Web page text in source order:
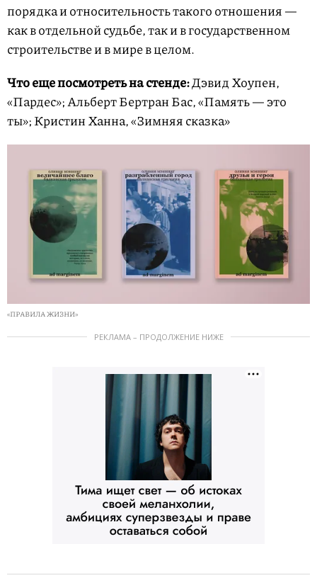
порядка и относительность такого отношения —
как в отдельной судьбе, так и в государственном
строительстве и в мире в целом.
Что еще посмотреть на стенде:Дэвид Хоупен,
«Пардес»; Альберт Бертран Бас, «Память — это
ты»; Кристин Ханна, «Зимняя сказка»
«ПРАВИЛА ЖИЗНИ»
РЕКЛАМА – ПРОДОЛЖЕНИЕ НИЖЕ